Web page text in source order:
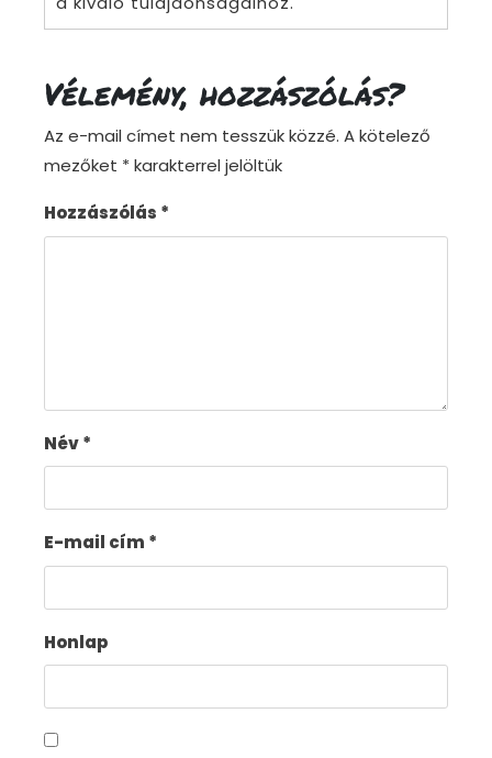
Vélemény, hozzászólás?
Az e-mail címet nem tesszük közzé. A kötelező
mezőket *karakterrel jelöltük
Hozzászólás *
Név*
E-mail cím *
Honlap